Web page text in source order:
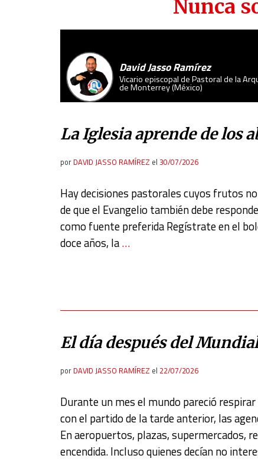
Nunca
David Jasso Ramírez
Vicario episcopal de Pastoral de la
de Monterrey (México)
La Iglesia aprende de los
por DAVID JASSO RAMÍREZ el 30/07/2026
Hay decisiones pastorales cuyos frutos
de que el Evangelio también debe
como fuente preferida Regístrate en el
doce años, la…
El día después del Mundial
por DAVID JASSO RAMÍREZ el 22/07/2026
Durante un mes el mundo pareció
con el partido de la tarde anterior, las
En aeropuertos, plazas, supermercados,
encendida. Incluso quienes decían no